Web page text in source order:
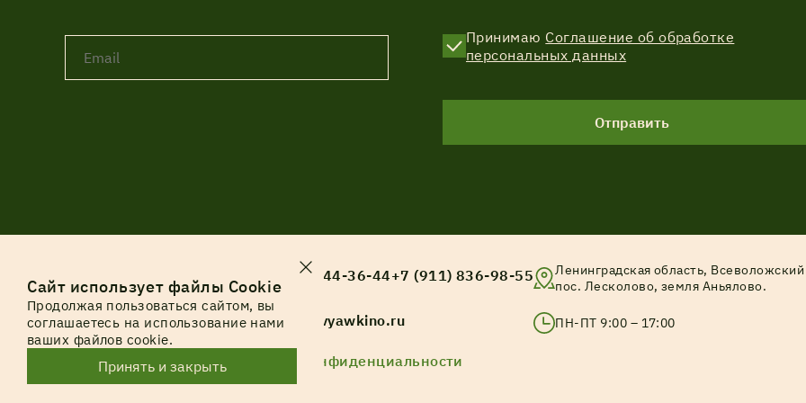
Принимаю Соглашение об обработке
персональных данных
Отправить
+7 (812) 244-36-44+7 (911) 836-98-55
spb@derevyawkino.ru
Ленинградская область,
пос. Лесколово, земля Аньялово.
ПН-ПТ 9:00 – 17:00
© Все права
защищены. 2025
Политика конфиденциальности
Сайт использует файлы Cookie
Продолжая пользоваться сайтом, вы
соглашаетесь на использование нами
ваших файлов cookie.
Принять и закрыть